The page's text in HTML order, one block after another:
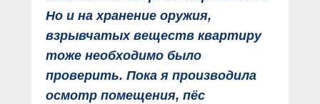
Но и на хранение оружия,
взрывчатых веществ квартиру
тоже необходимо было
проверить. Пока я производила
осмотр помещения, пёс